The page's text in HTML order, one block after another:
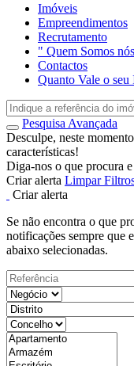
Imóveis
Empreendimentos
Recrutamento
" Quem Somos
Contactos
Quanto Vale o seu
Pesquisa Avançada
Desculpe, neste
características!
Diga-nos o que procura
Criar alerta Limpar
Criar alerta
Se não encontra o que
notificações sempre que
abaixo selecionadas.